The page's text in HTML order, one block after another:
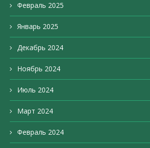
Февраль 2025
Январь 2025
Декабрь 2024
Ноябрь 2024
Июль 2024
Март 2024
Февраль 2024